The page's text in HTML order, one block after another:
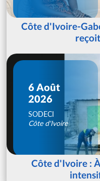
Côte d'Ivoire-
6 Août
2026
SODECI
Côte d'Ivoire
Côte d'Ivoire :